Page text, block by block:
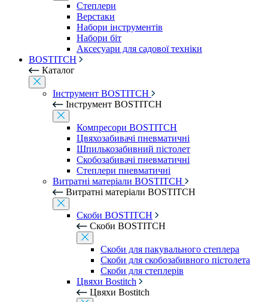
Степлери
Верстаки
Набори інструментів
Набори біт
Аксесуари для садової техніки
BOSTITCH
Каталог
Інструмент BOSTITCH
Інструмент BOSTITCH
Компресори BOSTITCH
Цвяхозабивачі пневматичні
Шпилькозабивний пістолет
Скобозабивачі пневматичні
Степлери пневматичні
Витратні матеріали BOSTITCH
Витратні матеріали BOSTITCH
Скоби BOSTITCH
Скоби BOSTITCH
Скоби для пакувального степлера
Скоби для скобозабивного пістолета
Скоби для степлерів
Цвяхи Bostitch
Цвяхи Bostitch